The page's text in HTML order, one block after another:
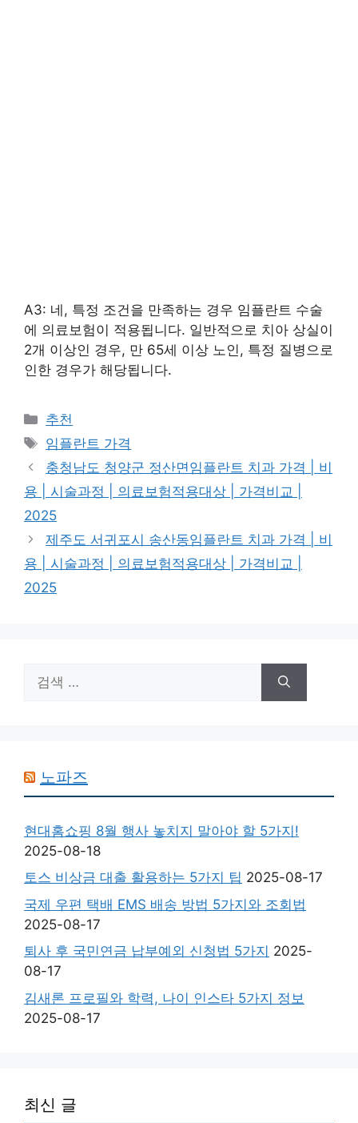
A3: 네, 특정 조건을 만족하는 경우 임플란트 수술
에 의료보험이 적용됩니다. 일반적으로 치아 상실이
2개 이상인 경우, 만 65세 이상 노인, 특정 질병으로
인한 경우가 해당됩니다.
카
테
고
리
추천
태
그
임플란트 가격
충청남도 청양군 정산면임플란트 치과 가격 | 비
용 | 시술과정 | 의료보험적용대상 | 가격비교 |
2025
제주도 서귀포시 송산동임플란트 치과 가격 | 비
용 | 시술과정 | 의료보험적용대상 | 가격비교 |
2025
색:
노파즈
현대홈쇼핑 8월 행사 놓치지 말아야 할 5가지!
2025-08-18
토스 비상금 대출 활용하는 5가지 팁 2025-08-17
국제 우편 택배 EMS 배송 방법 5가지와 조회법
2025-08-17
퇴사 후 국민연금 납부예외 신청법 5가지 2025-
08-17
김새론 프로필와 학력, 나이 인스타 5가지 정보
2025-08-17
최신 글